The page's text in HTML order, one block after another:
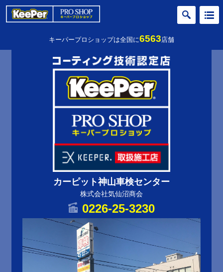
キーパープロショップは全国に6563店舗
カーピット神山車検センター
株式会社気仙沼商会
0226-25-3230